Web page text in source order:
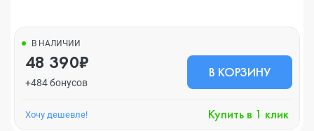
В НАЛИЧИИ
48 390₽
+484 бонусов
В КОРЗИНУ
Хочу дешевле! Купить в 1 клик